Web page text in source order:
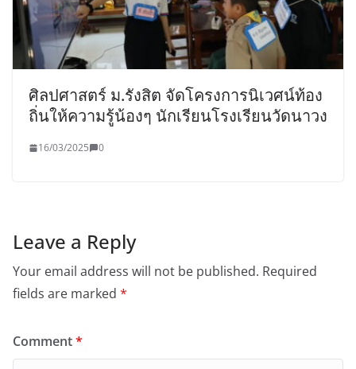
ศิลปศาสตร์ ม.รังสิต จัดโครงการนิเวศน์ท้อง
ถิ่นให้ความรู้น้องๆ นักเรียนโรงเรียนวัดนาวง
16/03/2025 0
Leave a Reply
Your email address will not be published. Required
fields are marked *
Comment*